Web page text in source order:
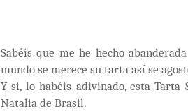
Sabéis que me he hecho
mundo se merece su tarta así se
Y si, lo habéis adivinado, esta
Natalia de Brasil.